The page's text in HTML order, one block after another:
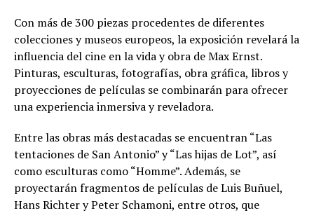
Con más de 300 piezas procedentes de diferentes
colecciones y museos europeos, la exposición revelará la
influencia del cine en la vida y obra de Max Ernst.
Pinturas, esculturas, fotografías, obra gráfica, libros y
proyecciones de películas se combinarán para ofrecer
una experiencia inmersiva y reveladora.
Entre las obras más destacadas se encuentran “Las
tentaciones de San Antonio” y “Las hijas de Lot”, así
como esculturas como “Homme”. Además, se
proyectarán fragmentos de películas de Luis Buñuel,
Hans Richter y Peter Schamoni, entre otros, que